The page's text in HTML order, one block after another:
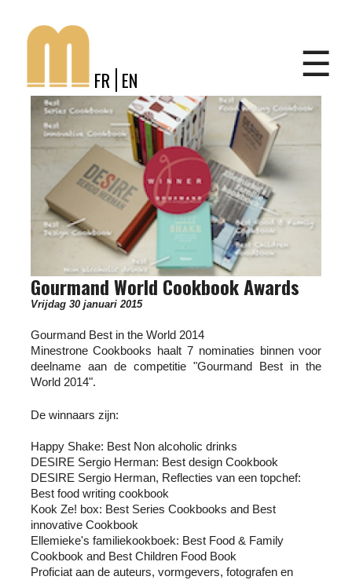
Jump to navigation
FR EN ☰
Gourmand World Cookbook Awards
Vrijdag 30 januari 2015
Gourmand Best in the World 2014
Minestrone Cookbooks haalt 7 nominaties binnen voor
deelname aan de competitie "Gourmand Best in the
World 2014".
De winnaars zijn:
Happy Shake: Best Non alcoholic drinks
DESIRE Sergio Herman: Best design Cookbook
DESIRE Sergio Herman, Reflecties van een topchef:
Best food writing cookbook
Kook Ze! box: Best Series Cookbooks and Best
innovative Cookbook
Ellemieke's familiekookboek: Best Food & Family
Cookbook and Best Children Food Book
Proficiat aan de auteurs, vormgevers, fotografen en